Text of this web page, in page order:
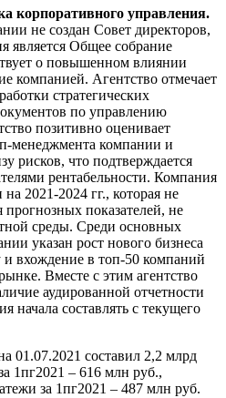
корпоративного управления.
не создан Совет директоров,
является Общее собрание
о повышенном влиянии
компанией. Агентство отмечает
стратегических
по управлению
позитивно оценивает
менеджмента компании и
рисков, что подтверждается
рентабельности. Компания
на 2021-2024 гг., которая не
показателей, не
среды. Среди основных
указан рост нового бизнеса
и вхождение в топ-50 компаний
Вместе с этим агентство
аудированной отчетности
составлять с текущего
01.07.2021 составил 2,2 млрд
1пг2021 – 616 млн руб.,
за 1пг2021 – 487 млн руб.